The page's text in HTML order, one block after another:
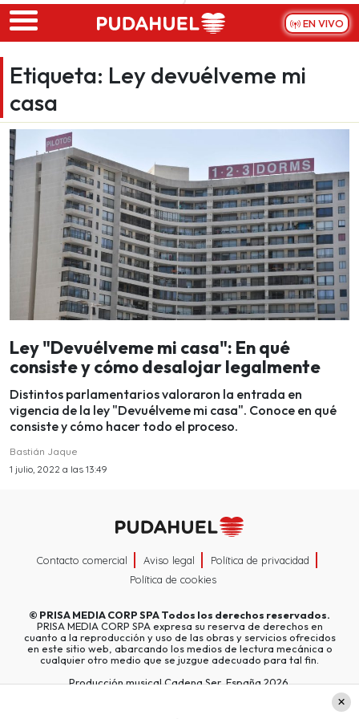
Skip to main content
EN VIVO
Etiqueta: Ley devuélveme mi
casa
Ley "Devuélveme mi casa": En qué
consiste y cómo desalojar legalmente
Distintos parlamentarios valoraron la entrada en
vigencia de la ley "Devuélveme mi casa". Conoce en qué
consiste y cómo hacer todo el proceso.
Bastián Jaque
1 julio, 2022 a las 13:49
Contacto comercial Aviso legal
Política de privacidad
Política de cookies
© PRISA MEDIA CORP SPATodos los derechos reservados.
PRISA MEDIA CORP SPA expresa su reserva de derechos en
cuanto a la reproducción y uso de las obras y servicios ofrecidos
en este sitio web, abarcando los medios de lectura mecánica o
cualquier otro medio que se juzgue adecuado para tal fin.
Producción musical Cadena Ser, España 2026.